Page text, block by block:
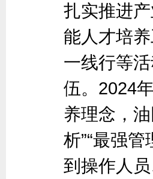
扎实推进
能人才培
一线行等
伍。2024
养理念，
析”“最强
到操作人